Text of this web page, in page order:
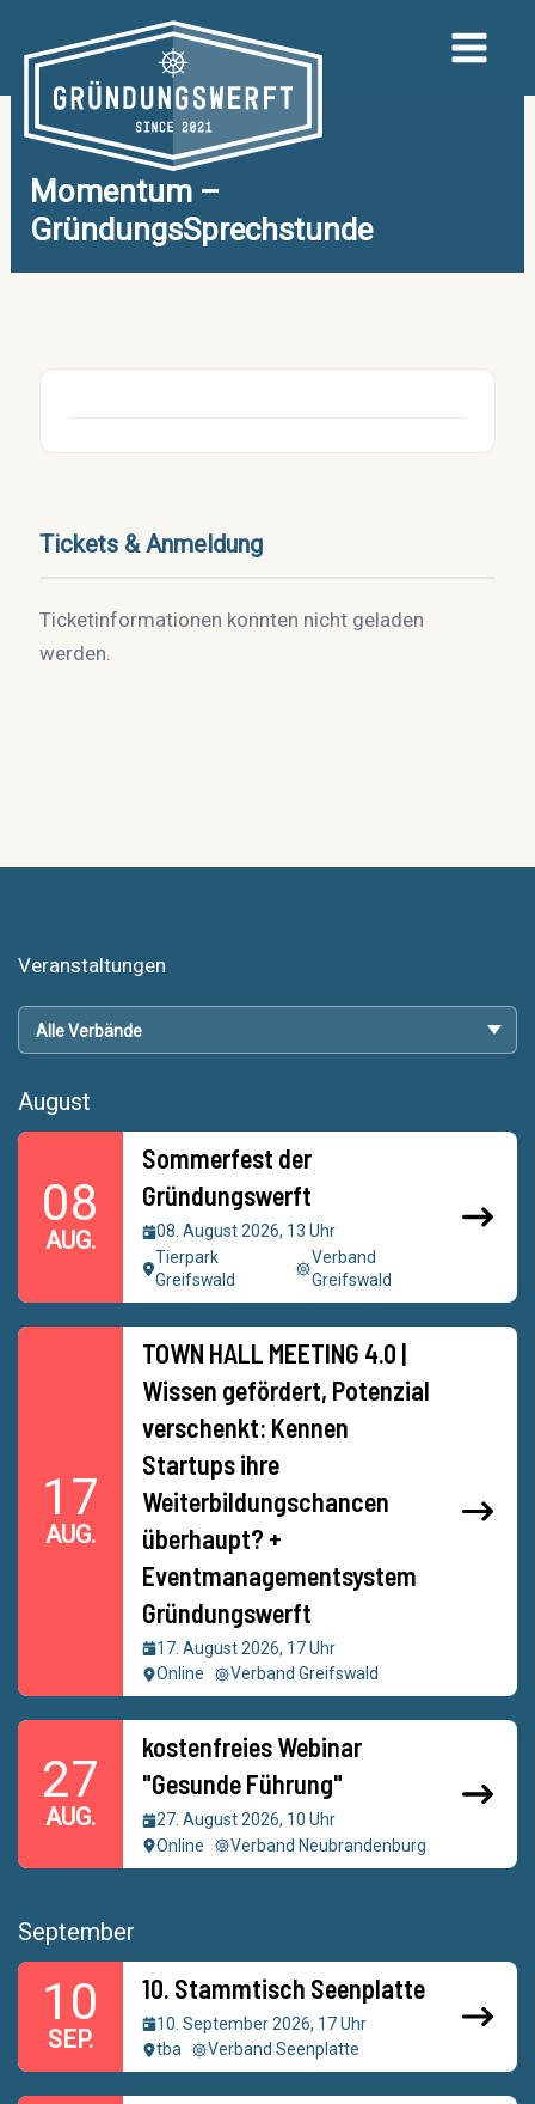
Inhalt
springen
Momentum –
GründungsSprechstunde
Tickets & Anmeldung
Ticketinformationen konnten nicht geladen
werden.
Veranstaltungen
August
08
AUG.
Sommerfest der
Gründungswerft
08. August 2026, 13 Uhr
Tierpark
Greifswald
Verband
Greifswald
17
AUG.
TOWN HALL MEETING 4.0 |
Wissen gefördert, Potenzial
verschenkt: Kennen
Startups ihre
Weiterbildungschancen
überhaupt? +
Eventmanagementsystem
Gründungswerft
17. August 2026, 17 Uhr
Online
Verband Greifswald
27
AUG.
kostenfreies Webinar
"Gesunde Führung"
27. August 2026, 10 Uhr
Online
Verband Neubrandenburg
September
10
SEP.
10. Stammtisch Seenplatte
10. September 2026, 17 Uhr
tba
Verband Seenplatte